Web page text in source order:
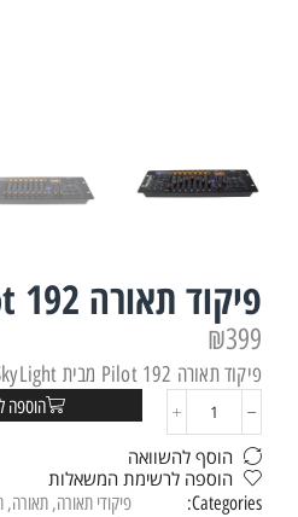
פיקוד תאורה Pilot 192
₪399
פיקוד תאורה Pilot 192 מבית SkyLight
הוספה
הוסף להשוואה
הוספה לרשימת המשאלות
Categories: פיקודי תאורה, תאורה,